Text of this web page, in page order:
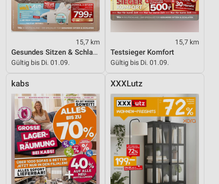
15,7 km
Gesundes Sitzen & Schlafen
Gültig bis Di. 01.09.
15,7 km
Testsieger Komfort
Gültig bis Di. 01.09.
kabs XXXLutz